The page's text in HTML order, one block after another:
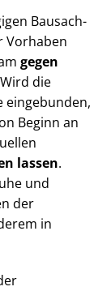
Bau­sach­
Vorhaben
gegen
die
eingebunden,
Beginn an
lassen.
und
der
in